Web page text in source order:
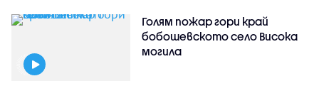
Голям пожар гори край
бобошевското село Висока
могила